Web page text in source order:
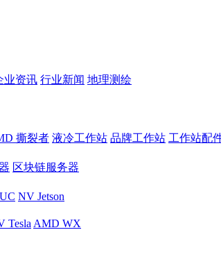
业资讯 行业新闻 地理测绘
撕裂者 液冷工作站 品牌工作站 工作站配
区块链服务器
NV Jetson
Tesla AMD WX